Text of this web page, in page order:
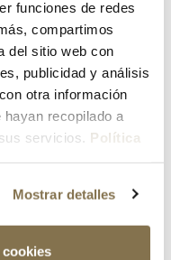
funciones de redes
compartimos
del sitio web con
publicidad y análisis
otra información
recopilado a
servicios. Política
Mostrar detalles